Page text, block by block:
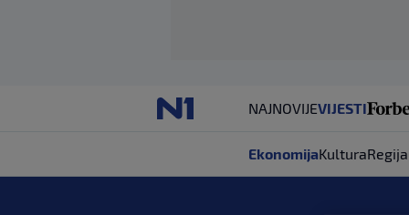
NAJNOVIJEVIJESTI
EkonomijaKulturaRegija